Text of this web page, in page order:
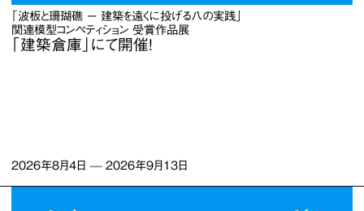
「波板と珊瑚礁 ー 建築を遠くに投げる八の実践」
関連模型コンペティション 受賞作品展
「建築倉庫」にて開催！
2026年8月4日 — 2026年9月13日